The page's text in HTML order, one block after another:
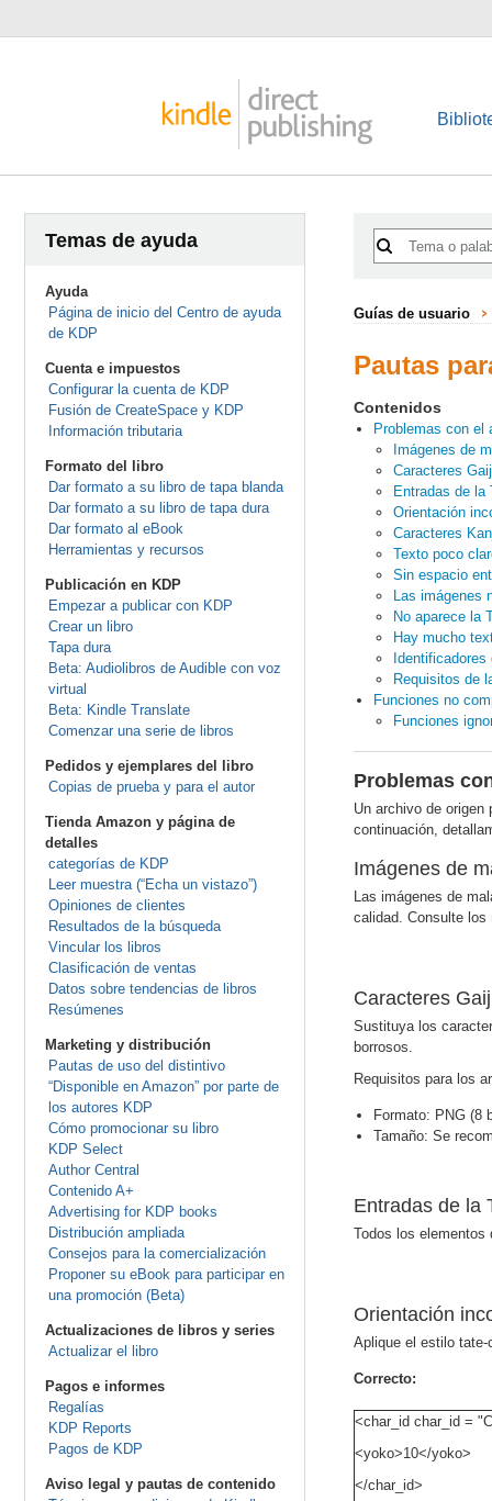
Temas de ayuda
Ayuda
Página de inicio del Centro de ayuda
de KDP
Cuenta e impuestos
Configurar la cuenta de KDP
Fusión de CreateSpace y KDP
Información tributaria
Formato del libro
Dar formato a su libro de tapa blanda
Dar formato a su libro de tapa dura
Dar formato al eBook
Herramientas y recursos
Publicación en KDP
Empezar a publicar con KDP
Crear un libro
Tapa dura
Beta: Audiolibros de Audible con voz
virtual
Beta: Kindle Translate
Comenzar una serie de libros
Pedidos y ejemplares del libro
Copias de prueba y para el autor
Tienda Amazon y página de
detalles
categorías de KDP
Leer muestra (“Echa un vistazo”)
Opiniones de clientes
Resultados de la búsqueda
Vincular los libros
Clasificación de ventas
Datos sobre tendencias de libros
Resúmenes
Marketing y distribución
Pautas de uso del distintivo
“Disponible en Amazon” por parte de
los autores KDP
Cómo promocionar su libro
KDP Select
Author Central
Contenido A+
Advertising for KDP books
Distribución ampliada
Consejos para la comercialización
Proponer su eBook para participar en
una promoción (Beta)
Actualizaciones de libros y series
Actualizar el libro
Pagos e informes
Regalías
KDP Reports
Pagos de KDP
Aviso legal y pautas de contenido
Guías de usuario
Pautas
Contenidos
Problemas con el
Imágenes de
Caracteres
Entradas de la
Orientación
Caracteres
Texto poco
Sin espacio
Las imágenes
No aparece la
Hay mucho
Requisitos de
Funciones no
Funciones
Problemas
Un archivo de origen
continuación,
Imágenes de
Las imágenes de
calidad. Consulte los
Caracteres
Sustituya los
borrosos.
Requisitos para los
Formato: PNG (8
Tamaño: Se
Entradas de la
Todos los elementos
Orientación
Aplique el estilo
Correcto:
<char_id char_id =
<yoko>10</yoko>
</char_id>